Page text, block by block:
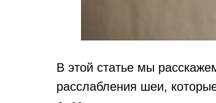
В этой статье мы
расслабления шеи,